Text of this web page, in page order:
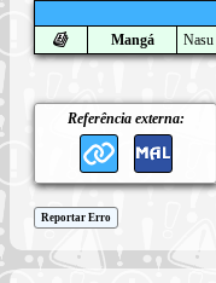
Mangá
Nasu
Referência externa:
Reportar Erro